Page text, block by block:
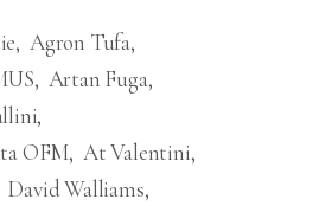
Agron Tufa
Artan Fuga
OFM At Valentini
David Walliams